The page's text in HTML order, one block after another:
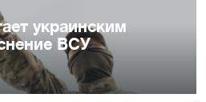
украинским
ВСУ